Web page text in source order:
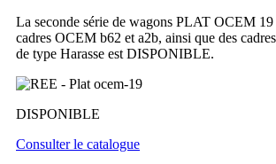
La seconde série de wagons PLAT OCEM 19
cadres OCEM b62 et a2b, ainsi que des
de type Harasse est DISPONIBLE.
DISPONIBLE
Consulter le catalogue